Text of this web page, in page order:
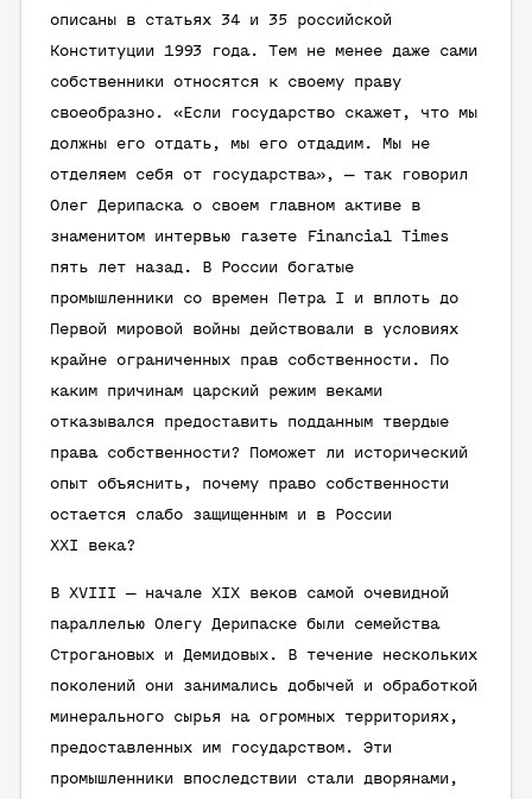
описаны в статьях 34 и 35 российской
Конституции 1993 года. Тем не менее даже сами
собственники относятся к своему праву
своеобразно. «Если государство скажет, что мы
должны его отдать, мы его отдадим. Мы не
отделяем себя от государства», — так говорил
Олег Дерипаска о своем главном активе в
знаменитом интервью газете Financial Times
пять лет назад. В России богатые
промышленники со времен Петра I и вплоть до
Первой мировой войны действовали в условиях
крайне ограниченных прав собственности. По
каким причинам царский режим веками
отказывался предоставить подданным твердые
права собственности? Поможет ли исторический
опыт объяснить, почему право собственности
остается слабо защищенным и в России
XXI века?
В XVIII — начале XIX веков самой очевидной
параллелью Олегу Дерипаске были семейства
Строгановых и Демидовых. В течение нескольких
поколений они занимались добычей и обработкой
минерального сырья на огромных территориях,
предоставленных им государством. Эти
промышленники впоследствии стали дворянами,